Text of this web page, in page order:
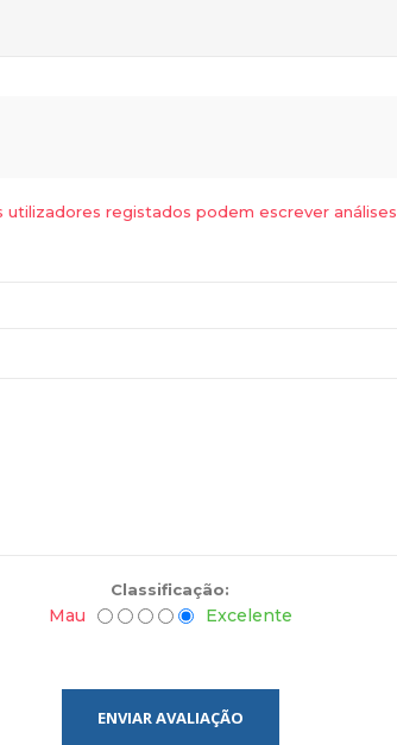
utilizadores registados podem escrever análises
Classificação:
Mau Excelente
ENVIAR AVALIAÇÃO